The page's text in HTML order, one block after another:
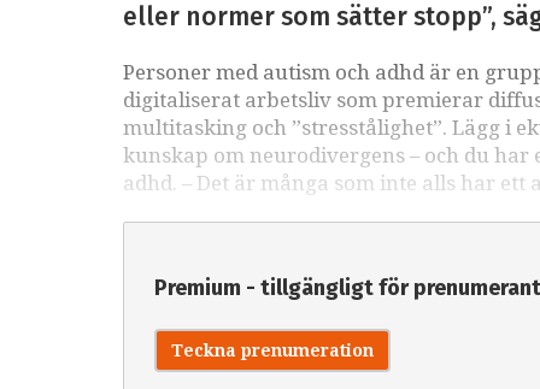
eller normer som sätter stopp”,
Personer med autism och adhd är en
digitaliserat arbetsliv som premierar
multitasking och ”stresstålighet”. Lägg i
kunskap om neurodivergens – och du
adhd. – Det är många som inte alls har ett
Premium - tillgängligt för
Teckna prenumeration